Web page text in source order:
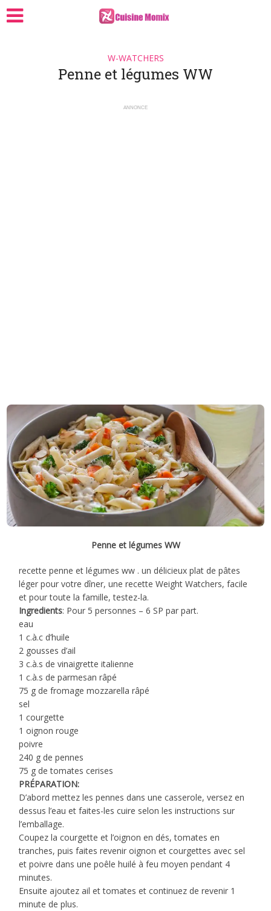
W-WATCHERS
Penne et légumes WW
ANNONCE
Penne et légumes WW
recette penne et légumes ww . un délicieux plat de pâtes
léger pour votre dîner, une recette Weight Watchers, facile
et pour toute la famille, testez-la.
Ingredients: Pour 5 personnes – 6 SP par part.
eau
1 c.à.c d’huile
2 gousses d’ail
3 c.à.s de vinaigrette italienne
1 c.à.s de parmesan râpé
75 g de fromage mozzarella râpé
sel
1 courgette
1 oignon rouge
poivre
240 g de pennes
75 g de tomates cerises
PRÉPARATION:
D’abord mettez les pennes dans une casserole, versez en
dessus l’eau et faites-les cuire selon les instructions sur
l’emballage.
Coupez la courgette et l’oignon en dés, tomates en
tranches, puis faites revenir oignon et courgettes avec sel
et poivre dans une poêle huilé à feu moyen pendant 4
minutes.
Ensuite ajoutez ail et tomates et continuez de revenir 1
minute de plus.